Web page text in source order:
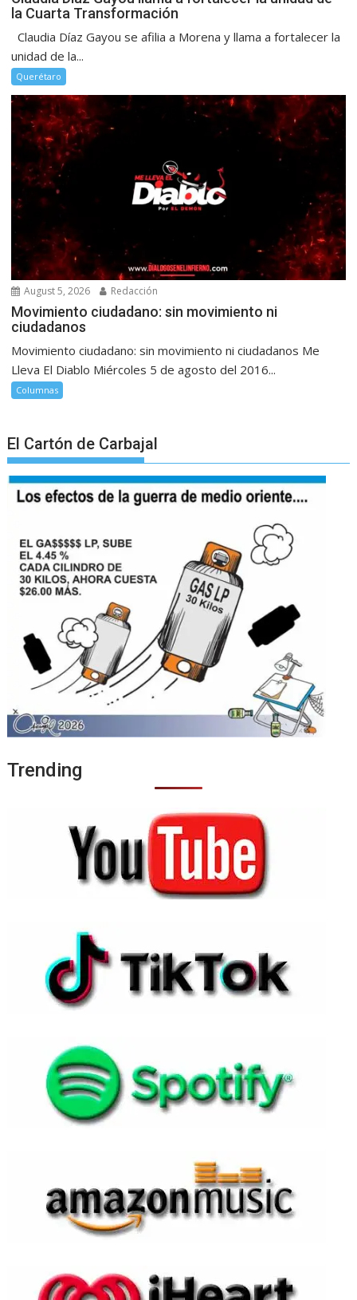
la Cuarta Transformación
Claudia Díaz Gayou se afilia a Morena y llama a fortalecer la
unidad de la...
Querétaro
August 5, 2026 Redacción
Movimiento ciudadano: sin movimiento ni
ciudadanos
Movimiento ciudadano: sin movimiento ni ciudadanos Me
Lleva El Diablo Miércoles 5 de agosto del 2016...
Columnas
El Cartón de Carbajal
Trending